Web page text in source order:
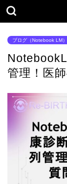
ブログ（Notebook LM）
管理！医